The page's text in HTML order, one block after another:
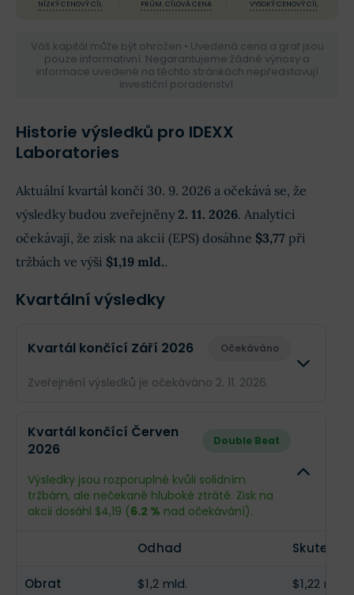
NÍZKÝ CENOVÝ CÍL PRŮM. CÍLOVÁ CENA VYSOKÝ CENOVÝ CÍL
Váš kapitál může být ohrožen • Uvedená cena a graf jsou
pouze informativní. Negarantujeme žádné výnosy a
informace uvedené na těchto stránkách nepředstavují
investiční poradenství.
Historie výsledků pro IDEXX
Laboratories
Aktuální kvartál končí 30. 9. 2026 a očekává se, že
výsledky budou zveřejněny 2. 11. 2026. Analytici
očekávají, že zisk na akcii (EPS) dosáhne $3,77 při
tržbách ve výši $1,19 mld..
Kvartální výsledky
Kvartál končící Září 2026 Očekáváno
Zveřejnění výsledků je očekáváno 2. 11. 2026.
Obrat
Příjmy $303,8 mil.
Kvartál končící Červen
2026
Double Beat
Výsledky jsou rozporuplné kvůli solidním
tržbám, ale nečekaně hluboké ztrátě. Zisk na
akcii dosáhl $4,19 (6.2 % nad očekávání).
Odhad
Obrat $1,2 mld. $1,22 mld.